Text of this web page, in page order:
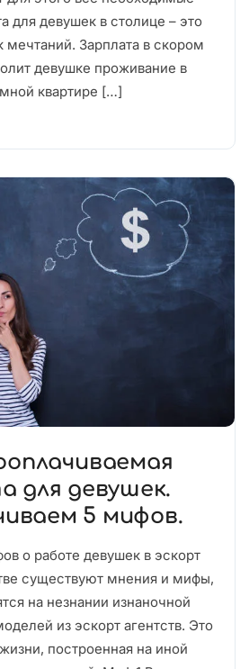
для девушек в столице – это
мечтаний. Зарплата в скором
девушке проживание в
квартире […]
для девушек.
5 мифов.
о работе девушек в эскорт
существуют мнения и мифы,
на незнании изнаночной
из эскорт агентств. Это
построенная на иной